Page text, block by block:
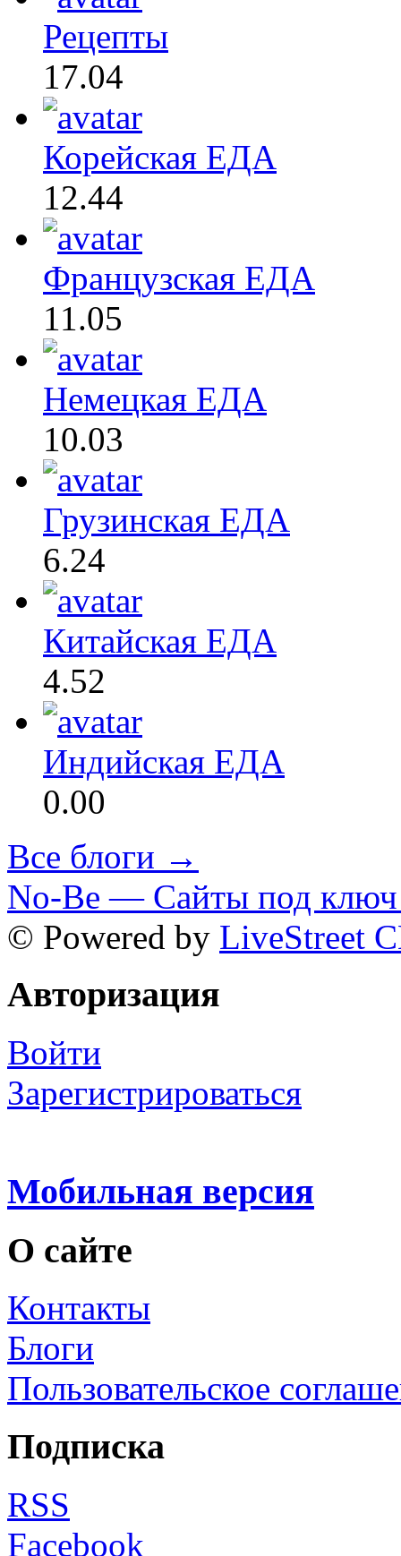
Рецепты
17.04
Корейская ЕДА
12.44
Французская ЕДА
11.05
Немецкая ЕДА
10.03
Грузинская ЕДА
6.24
Китайская ЕДА
4.52
Индийская ЕДА
0.00
Все блоги →
No-Be — Сайты под ключ
© Powered by LiveStreet
Авторизация
Войти
Зарегистрироваться
Мобильная версия
О сайте
Контакты
Блоги
Пользовательское
Подписка
RSS
Facebook